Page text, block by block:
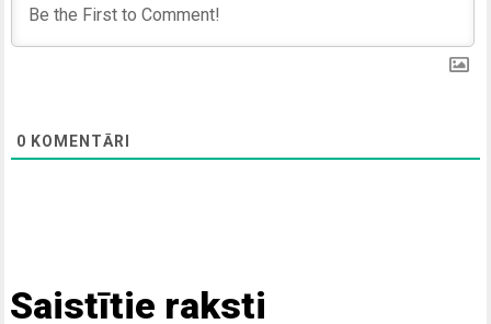
0 KOMENTĀRI
Saistītie raksti